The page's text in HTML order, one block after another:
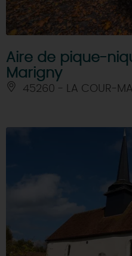
Aire de pique-
Marigny
45260 - LA COUR-